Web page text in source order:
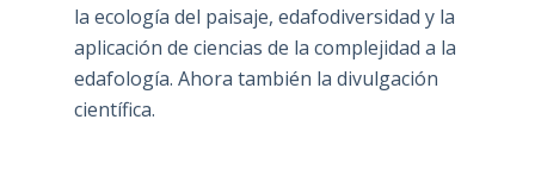
la ecología del paisaje, edafodiversidad y la
aplicación de ciencias de la complejidad a la
edafología. Ahora también la divulgación
científica.